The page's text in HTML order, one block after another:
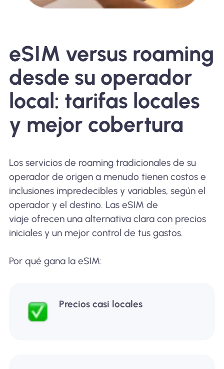
eSIM versus roaming
desde su operador
local: tarifas locales
y mejor cobertura
Los servicios de roaming tradicionales de su
operador de origen a menudo tienen costos e
inclusiones impredecibles y variables, según el
operador y el destino. Las eSIM de
viaje ofrecen una alternativa clara con precios
iniciales y un mejor control de tus gastos.
Por qué gana la eSIM:
Precios casi locales